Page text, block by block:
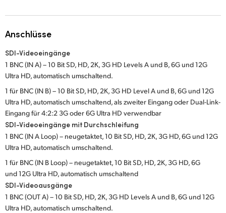
Poland
Portugal
Singapore
South Africa
Spain
Sweden
Chinese Taipei
Turkey
UAE
Anschlüsse
SDI-Videoeingänge
1 BNC (IN A) – 10 Bit SD, HD, 2K, 3G HD Levels A und B, 6G und 12G
Ultra HD, automatisch umschaltend.
1 für BNC (IN B) – 10 Bit SD, HD, 2K, 3G HD Level A und B, 6G und 12G
Ultra HD, automatisch umschaltend, als zweiter Eingang oder Dual-Link-
Eingang für 4:2:2 3G oder 6G Ultra HD verwendbar
SDI-Videoeingänge mit Durchschleifung
1 BNC (IN A Loop) – neugetaktet, 10 Bit SD, HD, 2K, 3G HD, 6G und 12G
Ultra HD, automatisch umschaltend.
1 für BNC (IN B Loop) – neugetaktet, 10 Bit SD, HD, 2K, 3G HD, 6G
und 12G Ultra HD, automatisch umschaltend
SDI-Videoausgänge
1 BNC (OUT A) – 10 Bit SD, HD, 2K, 3G HD Levels A und B, 6G und 12G
Ultra HD, automatisch umschaltend.